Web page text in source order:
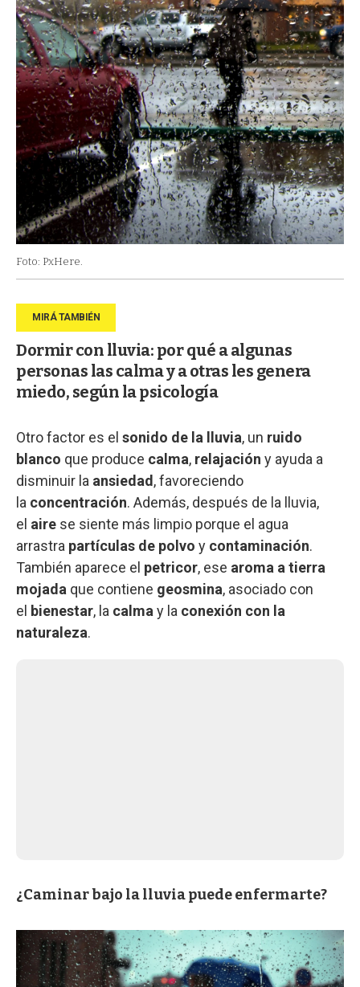
Foto: PxHere.
Dormir con lluvia: por qué a algunas
personas las calma y a otras les genera
miedo, según la psicología
Otro factor es el sonido de la lluvia, un ruido
blanco que produce calma, relajación y ayuda a
disminuir la ansiedad , favoreciendo
la concentración. Además, después de la lluvia,
el aire se siente más limpio porque el agua
arrastra partículas de polvo y contaminación.
También aparece el petricor, ese aroma a tierra
mojada que contiene geosmina, asociado con
el bienestar, la calma y la conexión con la
naturaleza.
¿Caminar bajo la lluvia puede enfermarte?